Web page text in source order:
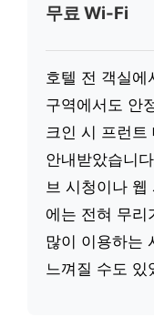
무료 Wi-Fi
호텔 전 객실에
구역에서도 안
크인 시 프런트
안내받았습니
브 시청이나
에는 전혀 무리
많이 이용하는
느껴질 수도 있